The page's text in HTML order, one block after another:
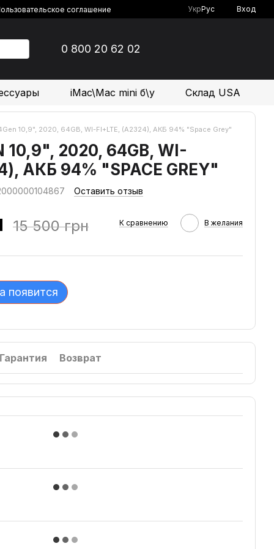
соглашение
УкрРус Вход
0 800 20 62 02
iMac\Mac mini б\у Склад USA
10,9", 2020, 64GB, WI-FI+LTE, (А2324), АКБ 94% "Space Grey"
10,9", 2020, 64GB, WI-
АКБ 94% "SPACE GREY"
Оставить отзыв
15 500 грн К сравнению В желания
появится
Гарантия Возврат